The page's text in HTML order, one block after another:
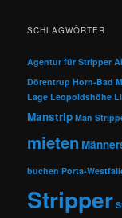
SCHLAGWÖRTER
Agentur für Stripper
Dörentrup Horn-Bad
Lage Leopoldshöhe
Manstrip Man
mieten
buchen Porta-
Stripper